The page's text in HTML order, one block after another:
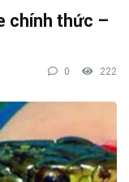
chính thức –
0 222